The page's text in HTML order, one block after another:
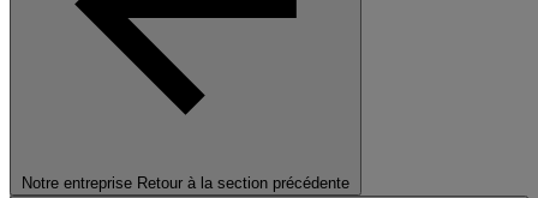
Notre entreprise Retour à la section précédente